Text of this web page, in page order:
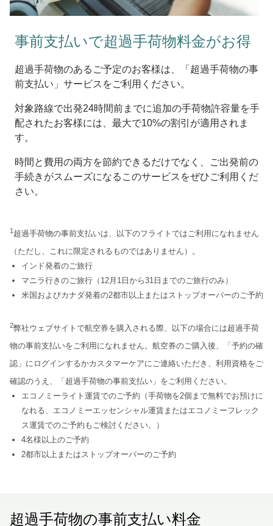
事前支払いで超過手荷物料金がお得
超過手荷物のあるご予定のお客様は、「超過手荷物の事
前支払い」サービスをご利用ください。
対象路線で出発24時間前までに追加の手荷物許容量を手
配されたお客様には、最大で10%の割引が適用されま
す。
時間と費用の両方を節約できるだけでなく、ご出発前の
手続きがスムーズになるこのサービスをぜひご利用くだ
さい。
1 超過手荷物の事前支払いは、以下のフライトではご利用になれません
（ただし、これに限定されるものではありません）。
インド発着のご旅行
マニラ行きのご旅行（12月1日から31日までのご旅行のみ）
米国およびカナダ発着の2都市以上またはストップオーバーのご予約
2弊社ウェブサイトで航空券を購入される際、以下の場合には超過手荷
物の事前支払いをご利用になれません。航空券のご購入後、「予約の確
認」にログインするかカスタマーケアにご連絡いただき、利用資格をご
確認のうえ、「超過手荷物の事前支払い」をご利用ください。
エコノミーライト運賃でのご予約（手荷物を2個まで無料でお預けに
なれる、エコノミーエッセンシャル運賃またはエコノミーフレック
ス運賃でのご予約もご検討ください。）
4名様以上のご予約
2都市以上またはストップオーバーのご予約
超過手荷物の事前支払い料金